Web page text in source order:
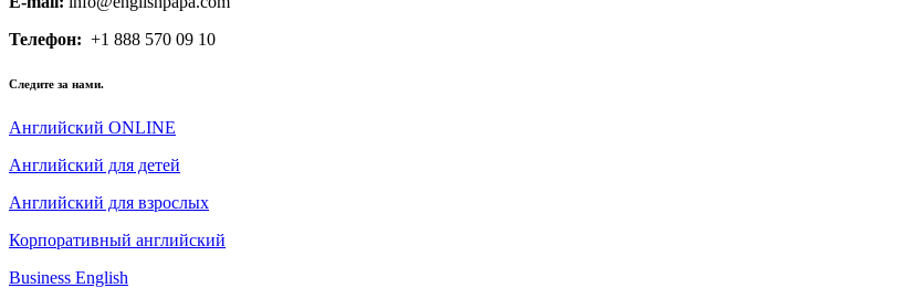
Телефон: +1 888 570 09 10
Следите за нами.
Английский ONLINE
Английский для детей
Английский для взрослых
Корпоративный английский
Business English